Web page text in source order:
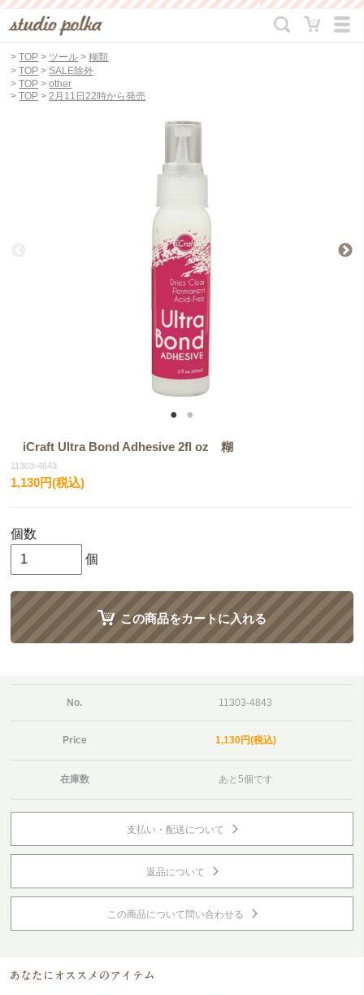
>TOP > ツール >糊類
>TOP > SALE除外
>TOP >other
>TOP >2月11日22時から発売
iCraft Ultra Bond Adhesive 2fl oz 糊
11303-4843
1,130円(税込)
個数
個
この商品をカートに入れる
No. 11303-4843
Price 1,130円(税込)
在庫数 あと5個です
支払い・配送について
返品について
この商品について問い合わせる